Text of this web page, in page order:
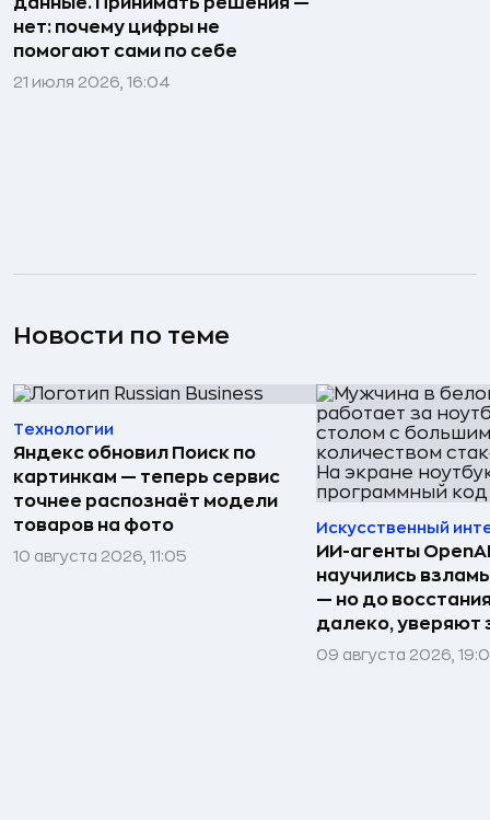
нет: почему цифры не
помогают сами по себе
21 июля 2026, 16:04
Новости по теме
Технологии
Яндекс обновил Поиск по
картинкам — теперь сервис
точнее распознаёт модели
товаров на фото
10 августа 2026, 11:05
Искусственный
ИИ-агенты
научились
— но до
далеко, уверяют
09 августа 2026,